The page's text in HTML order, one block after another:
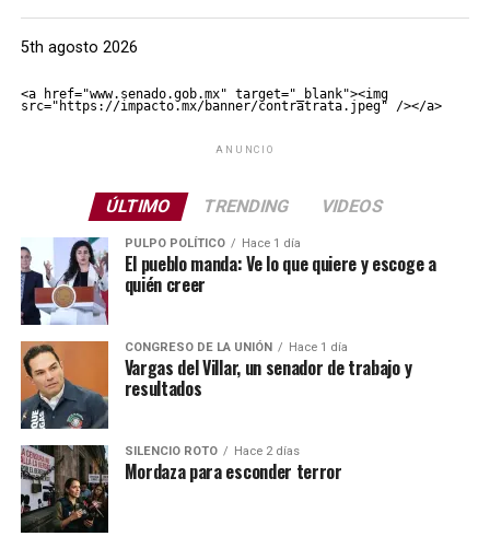
5th agosto 2026
<a href="www.senado.gob.mx" target="_blank"><img
src="https://impacto.mx/banner/contratrata.jpeg" /></a>
ANUNCIO
ÚLTIMO TRENDING VIDEOS
PULPO POLÍTICO Hace 1 día
El pueblo manda: Ve lo que quiere y escoge a
quién creer
CONGRESO DE LA UNIÓN Hace 1 día
Vargas del Villar, un senador de trabajo y
resultados
SILENCIO ROTO Hace 2 días
Mordaza para esconder terror